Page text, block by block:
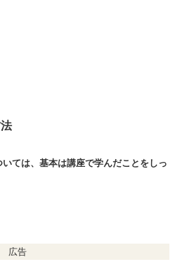
ては、基本は講座で学んだことをしっ
広告